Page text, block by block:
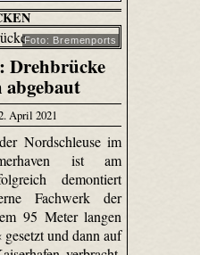
Foto: Bremenports
Drehbrücke
April 2021
Nordschleuse im
ist am
demontiert
Fachwerk der
95 Meter langen
und dann auf